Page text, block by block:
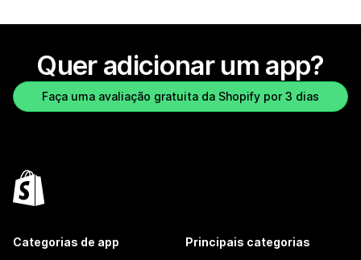
Quer adicionar um app?
Faça uma avaliação gratuita da Shopify por 3 dias
Categorias de app Principais categorias